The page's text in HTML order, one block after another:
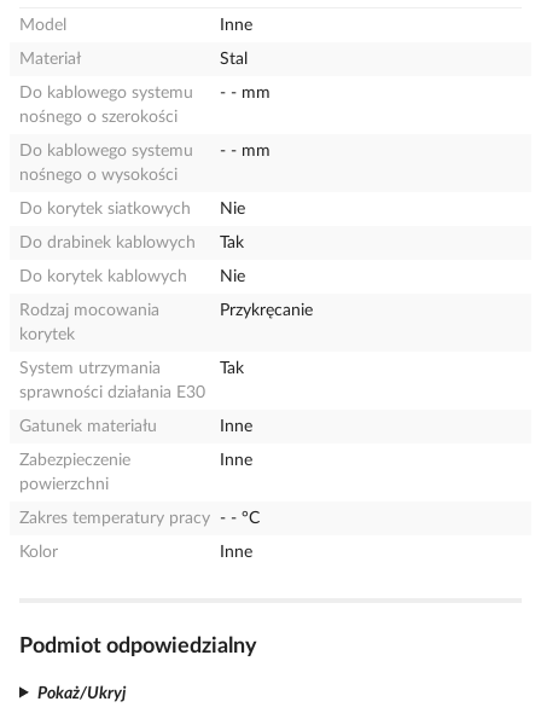
Model
Inne
Materiał
Stal
Do kablowego systemu
nośnego o szerokości
- - mm
Do kablowego systemu
nośnego o wysokości
- - mm
Do korytek siatkowych
Nie
Do drabinek kablowych
Tak
Do korytek kablowych
Nie
Rodzaj mocowania
korytek
Przykręcanie
System utrzymania
sprawności działania E30
Tak
Gatunek materiału
Inne
Zabezpieczenie
powierzchni
Inne
Zakres temperatury pracy
- - °C
Kolor
Inne
Podmiot odpowiedzialny
Pokaż/Ukryj